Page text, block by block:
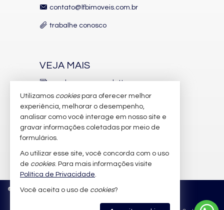
impulsionado por:
O projeto de revitalização da orla (Parque da Orla)
Alta procura por unidades exclusivas
Imóveis frente mar com 1 por andar e 5 vagas são cada vez
mais raros — e tendem a se valorizar de forma consistente.
Por que escolher este apartamento no
✔ Frente mar definitivo
✔ Andar alto
✔ 1 apartamento por andar
✔ 5 suítes
contato@lfbimoveis.com.br
trabalhe conosco
VEJA MAIS
receba nosso newsletter
indicadores financeiros
cadastre seu imóvel
imóveis favoritos
mapa de imóveis
© 2026 CRECI/SC 6.388-J Política de Privacidade
Utilizamos cookiespara oferecer melhor
experiência, melhorar o desempenho,
analisar como você interage em nosso site e
gravar informações coletadas por meio de
formulários.
Ao utilizar esse site, você concorda com o uso
de cookies. Para mais informações visite
Política de Privacidade.
Você aceita o uso de cookies?